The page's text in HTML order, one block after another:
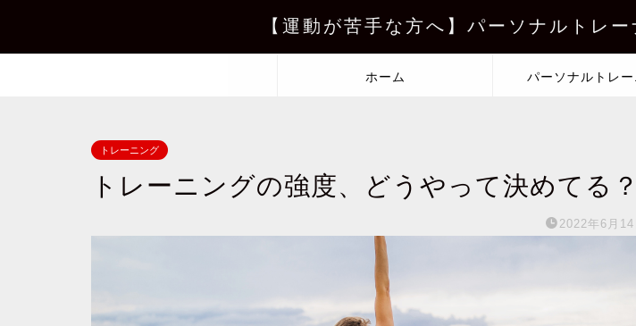
【運動が苦手な方へ】パーソナルトレ
ホーム パーソナルトレ
トレーニング
トレーニングの強度、どうやって決めてる
2022年6月14